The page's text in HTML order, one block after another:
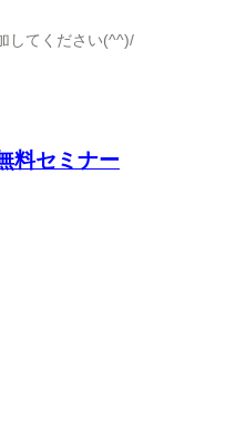
してください(^^)/
料セミナー